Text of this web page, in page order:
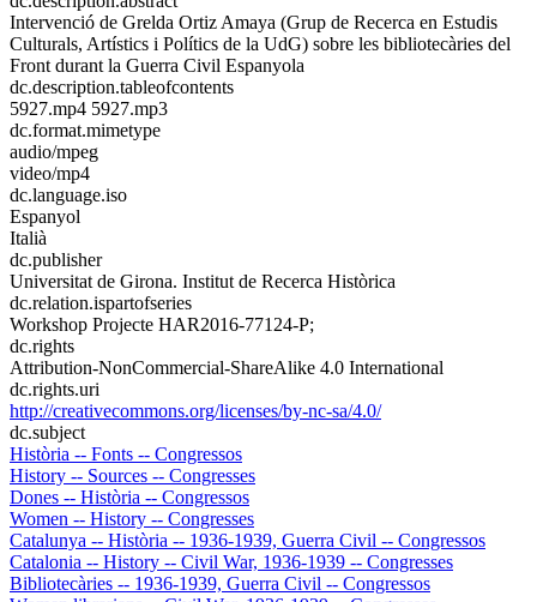
Intervenció de Grelda Ortiz Amaya (Grup de Recerca en Estudis
Culturals, Artístics i Polítics de la UdG) sobre les bibliotecàries del
Front durant la Guerra Civil Espanyola
dc.description.tableofcontents
5927.mp4 5927.mp3
dc.format.mimetype
audio/mpeg
video/mp4
dc.language.iso
Espanyol
Italià
dc.publisher
Universitat de Girona. Institut de Recerca Històrica
dc.relation.ispartofseries
Workshop Projecte HAR2016-77124-P;
dc.rights
Attribution-NonCommercial-ShareAlike 4.0 International
dc.rights.uri
http://creativecommons.org/licenses/by-nc-sa/4.0/
dc.subject
Història -- Fonts -- Congressos
History -- Sources -- Congresses
Dones -- Història -- Congressos
Women -- History -- Congresses
Catalunya -- Història -- 1936-1939, Guerra Civil -- Congressos
Catalonia -- History -- Civil War, 1936-1939 -- Congresses
Bibliotecàries -- 1936-1939, Guerra Civil -- Congressos